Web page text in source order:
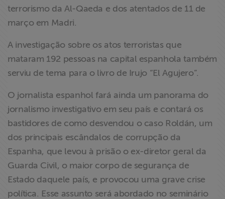
Documentários
dos
Notícias
Doe para
ABRAJI
>> Conteúdo
exclusivo para
associados
terrorismo da Al-Qaeda e dos atentados de 11 de
março em Madri.
A investigação sobre os atos terroristas que
mataram 192 pessoas na capital espanhola também
serviu de tema para o livro de Irujo “El Agujero”.
O jornalista espanhol fará ainda um panorama do
jornalismo investigativo em seu país e contará os
bastidores de como desvendou o caso Roldán, um
dos principais escândalos de corrupção da
Espanha, que levou à prisão o ex-diretor geral da
Guarda Civil, o maior corpo de segurança de
Estado daquele país, e provocou uma grave crise
política. Esse assunto será abordado no seminário